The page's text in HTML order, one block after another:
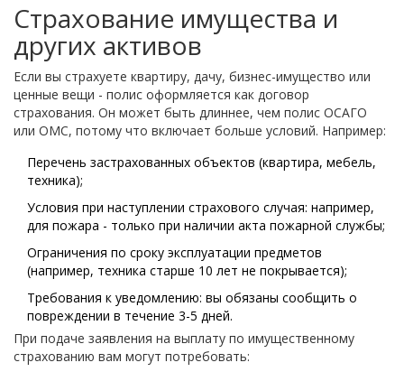
Страхование имущества и
других активов
Если вы страхуете квартиру, дачу, бизнес-имущество или
ценные вещи - полис оформляется как договор
страхования. Он может быть длиннее, чем полис ОСАГО
или ОМС, потому что включает больше условий. Например:
Перечень застрахованных объектов (квартира, мебель,
техника);
Условия при наступлении страхового случая: например,
для пожара - только при наличии акта пожарной службы;
Ограничения по сроку эксплуатации предметов
(например, техника старше 10 лет не покрывается);
Требования к уведомлению: вы обязаны сообщить о
повреждении в течение 3-5 дней.
При подаче заявления на выплату по имущественному
страхованию вам могут потребовать: